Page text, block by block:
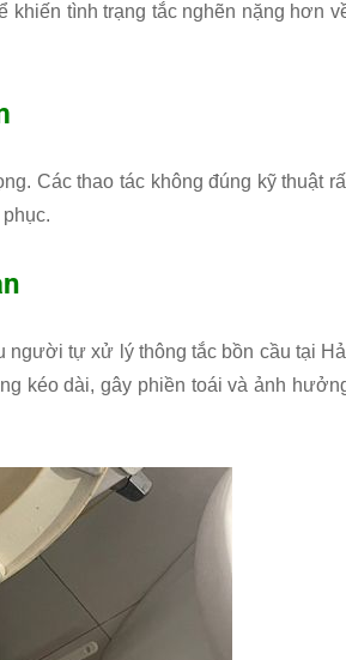
khiến tình trạng tắc nghẽn nặng hơn
Các thao tác không đúng kỹ thuật
người tự xử lý thông tắc bồn cầu tại
kéo dài, gây phiền toái và ảnh